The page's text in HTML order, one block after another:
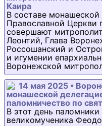
Каира
В составе монашеской
Православной Церкви
совершают
Леонтий, Глава
Россошанский и
и игумении
Воронежской
14 мая 2025 •
монашеской
паломничество по
В этот день
великомученика